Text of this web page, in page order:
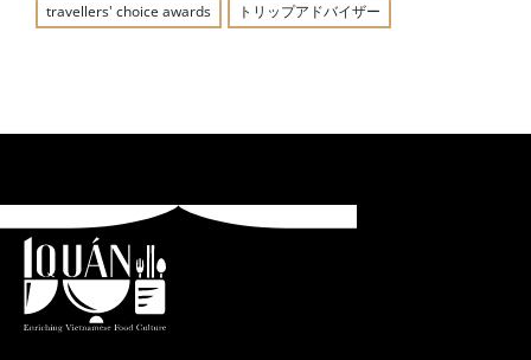
travellers' choice awards
トリップアドバイザー